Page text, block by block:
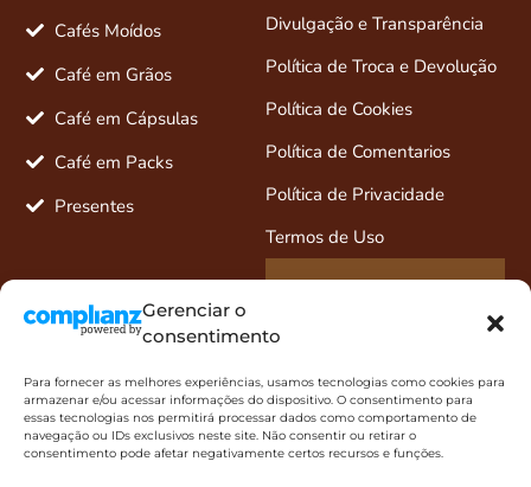
Gerenciar o
consentimento
Para fornecer as melhores experiências, usamos tecnologias como cookies para
armazenar e/ou acessar informações do dispositivo. O consentimento para
essas tecnologias nos permitirá processar dados como comportamento de
navegação ou IDs exclusivos neste site. Não consentir ou retirar o
consentimento pode afetar negativamente certos recursos e funções.
Cafés Moídos
Café em Grãos
Café em Cápsulas
Café em Packs
Presentes
Divulgação e Transparência
Política de Troca e Devolução
Política de Cookies
Política de Comentarios
Política de Privacidade
Termos de Uso
Fale pelo Whats
ola@cafedifamiglia.com.br
Redes sociais